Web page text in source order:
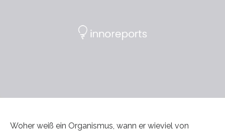
Woher weiß ein Organismus, wann er wieviel von